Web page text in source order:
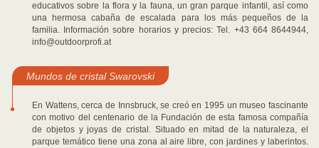
educativos sobre la flora y la fauna, un gran parque infantil, así como
una hermosa cabaña de escalada para los más pequeños de la
familia. Información sobre horarios y precios: Tel. +43 664 8644944,
info@outdoorprofi.at
Mundos de cristal Swarovski
En Wattens, cerca de Innsbruck, se creó en 1995 un museo fascinante
con motivo del centenario de la Fundación de esta famosa compañía
de objetos y joyas de cristal. Situado en mitad de la naturaleza, el
parque temático tiene una zona al aire libre, con jardines y laberintos.